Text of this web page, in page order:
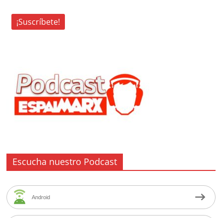
Escucha nuestro Podcast
Android